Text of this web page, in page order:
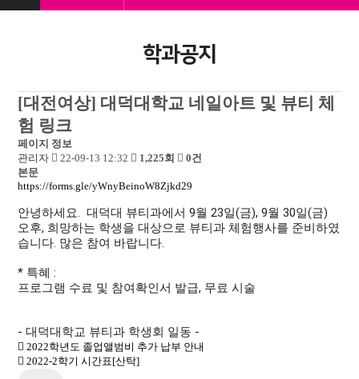
학과공지
[대전여상] 대덕대학교 네일아트 및 뷰티 체
험 링크
페이지 정보
관리자
22-09-13 12:32 1,225회
0건
본문
https://forms.gle/yWnyBeinoW8Zjkd29
안녕하세요.  대덕대 뷰티과에서 9월 23일(금), 9월 30일(금)
오후, 희망하는 학생을 대상으로 뷰티과 체험행사를 준비하였
습니다. 많은 참여 바랍니다.
* 특혜 :
- 대덕대학교 뷰티과 학생회 일동 -
2022학년도 졸업앨범비 추가 납부 안내
2022-2학기 시간표[산탁]